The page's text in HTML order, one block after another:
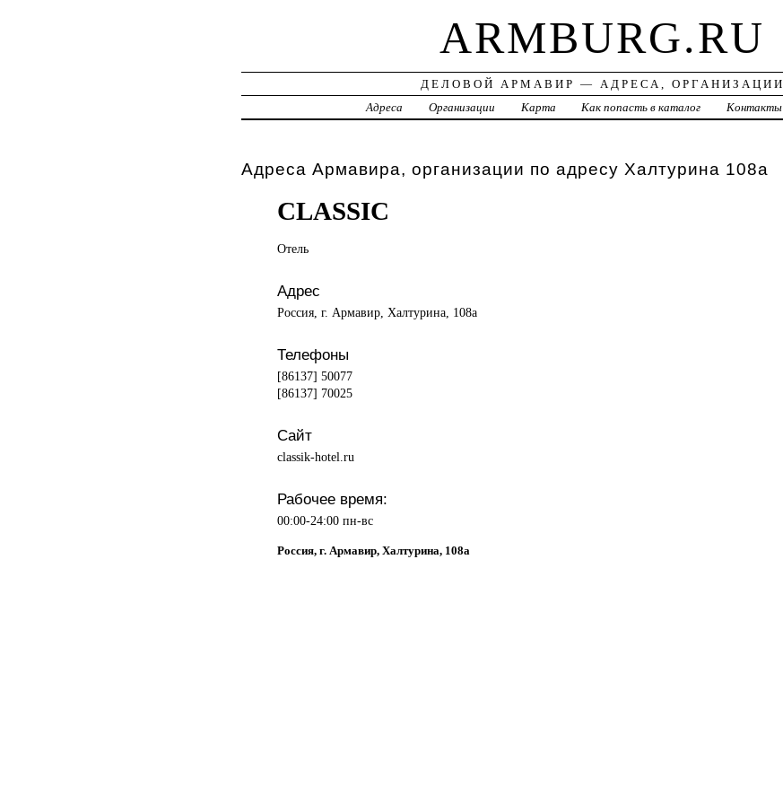
ARMBURG.RU
ДЕЛОВОЙ АРМАВИР — АДРЕСА, ОРГАНИЗАЦИИ
Адреса
Организации Карта Как попасть в каталог Контакты
Адреса Армавира, организации по адресу Халтурина 108а
CLASSIC
Отель
Адрес
Россия, г. Армавир, Халтурина, 108а
Телефоны
[86137] 50077
[86137] 70025
Сайт
classik-hotel.ru
Рабочее время:
00:00-24:00 пн-вс
Россия, г. Армавир, Халтурина, 108а